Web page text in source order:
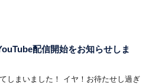
配信開始をお知らせしま
しまいました！ イヤ！お待たせし過ぎ